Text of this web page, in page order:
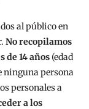
al público en
No recopilamos
14 años (edad
ninguna persona
personales a
a los